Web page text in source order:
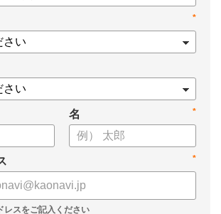
り方
ェンダと質問例
たので、ぜひお役立てください。
*
*
名
*